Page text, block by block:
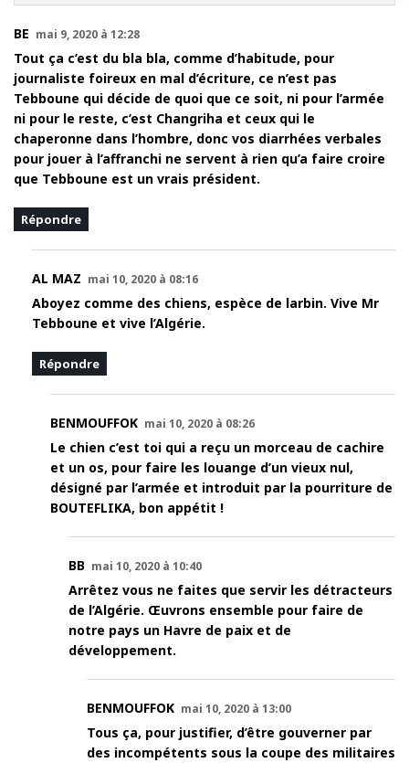
BE mai 9, 2020 à 12:28
Tout ça c’est du bla bla, comme d’habitude, pour
journaliste foireux en mal d’écriture, ce n’est pas
Tebboune qui décide de quoi que ce soit, ni pour l’armée
ni pour le reste, c’est Changriha et ceux qui le
chaperonne dans l’hombre, donc vos diarrhées verbales
pour jouer à l’affranchi ne servent à rien qu’a faire croire
que Tebboune est un vrais président.
Répondre
AL MAZ mai 10, 2020 à 08:16
Aboyez comme des chiens, espèce de larbin. Vive Mr
Tebboune et vive l’Algérie.
Répondre
BENMOUFFOK mai 10, 2020 à 08:26
Le chien c’est toi qui a reçu un morceau de cachire
et un os, pour faire les louange d’un vieux nul,
désigné par l’armée et introduit par la pourriture de
BOUTEFLIKA, bon appétit !
BB mai 10, 2020 à 10:40
Arrêtez vous ne faites que servir les détracteurs
de l’Algérie. Œuvrons ensemble pour faire de
notre pays un Havre de paix et de
développement.
BENMOUFFOK mai 10, 2020 à 13:00
Tous ça, pour justifier, d’être gouverner par
des incompétents sous la coupe des militaires